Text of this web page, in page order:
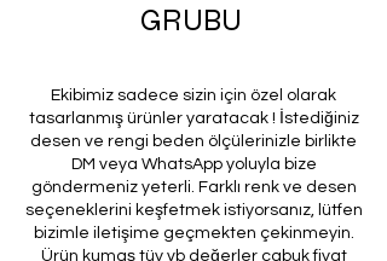
GRUBU
Ekibimiz sadece sizin için özel olarak
tasarlanmış ürünler yaratacak ! İstediğiniz
desen ve rengi beden ölçülerinizle birlikte
DM veya WhatsApp yoluyla bize
göndermeniz yeterli. Farklı renk ve desen
seçeneklerini keşfetmek istiyorsanız, lütfen
bizimle iletişime geçmekten çekinmeyin.
Ürün kumaş tüy vb değerler çabuk fiyat